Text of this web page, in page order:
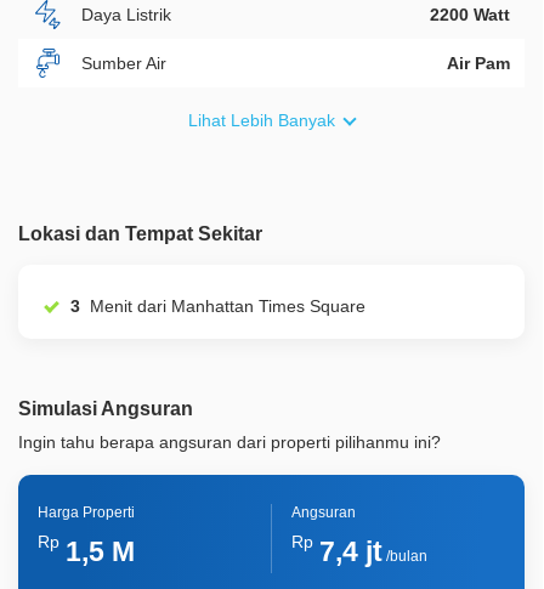
Daya Listrik 2200 Watt
Sumber Air Air Pam
Lihat Lebih Banyak
Lokasi dan Tempat Sekitar
3 Menit dari Manhattan Times Square
Simulasi Angsuran
Ingin tahu berapa angsuran dari properti pilihanmu ini?
Harga Properti
Rp 1,5 M
Angsuran
Rp 7,4 jt/bulan